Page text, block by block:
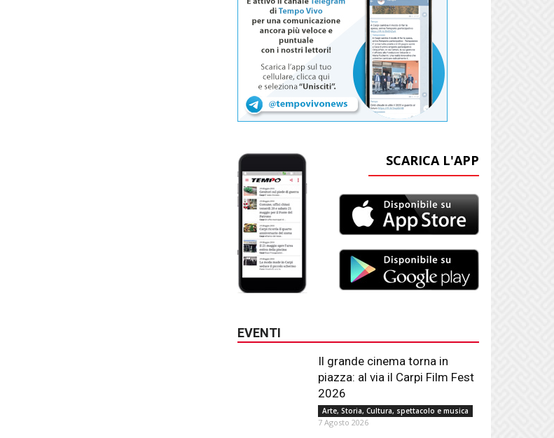
SCARICA L'APP
EVENTI
Il grande cinema torna in
piazza: al via il Carpi Film Fest
2026
Arte, Storia, Cultura, spettacolo e musica
7 Agosto 2026